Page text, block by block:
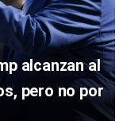
alcanzan al
pero no por